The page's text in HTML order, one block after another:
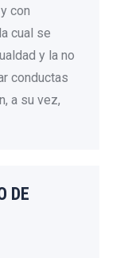
con
cual se
y la no
conductas
a su vez,
DE